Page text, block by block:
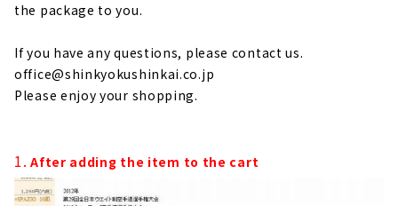
the package to you.
If you have any questions, please contact us.
office@shinkyokushinkai.co.jp
Please enjoy your shopping.
1. After adding the item to the cart